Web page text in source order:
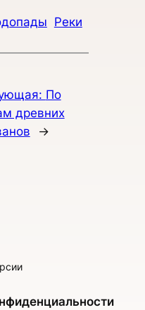
Реки
По
древних
→